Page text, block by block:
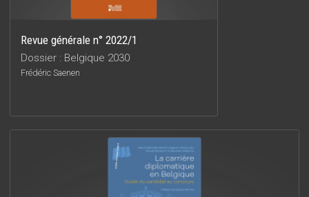
Revue générale n° 2022/1
Dossier : Belgique 2030
Frédéric Saenen